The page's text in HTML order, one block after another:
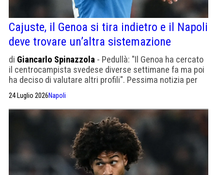
Cajuste, il Genoa si tira indietro e il Napoli
deve trovare un’altra sistemazione
di Giancarlo Spinazzola - Pedullà: "Il Genoa ha cercato
il centrocampista svedese diverse settimane fa ma poi
ha deciso di valutare altri profili". Pessima notizia per
Manna
24 Luglio 2026Napoli